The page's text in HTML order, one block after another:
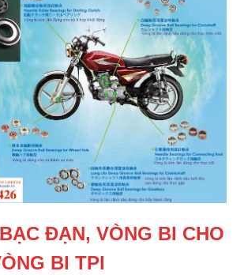
ĐẠN, VÒNG BI CHO
BI TPI